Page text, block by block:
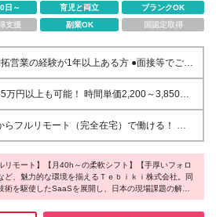
日～ 育児と両立
ブランクOK
支援 副業OK 国認定取得
営業の経験が1年以上ある方 ●面接等でご自
お話しいただける方 ※学歴不問 ＼こんな
タリです／ ★家庭や事情があっても仕事を
識を持ち、成長意欲の高い方 ★孤独感のな
で働きたい方
も可能！ 時間単価2,200～3,850円
※研修期間中（最大3ヵ月）の時間単価は
与例 ・月40時間稼働（時間
価3,200円）：384,000円／月
らフルリモート（完全在宅）で働ける！ ★
外在住の方も大歓迎！ ┗北海道から九州ま
メンバーがいます◎ ┗海外在住の方は、日
9:00～18:00の間に稼働いただければOKで
東京都新宿区西新宿7丁目
宿プライムスクエア8F （フルリモートのた
） (変更の範囲)上記を除く当社関
リモート】【月40h～の柔軟シフト】【手厚いフォロ
ど、魅力的な環境を揃えるＴｅｂｉｋｉ株式会社。同
術を駆使したSaaSを展開し、日本の現場課題の解決
成長企業です。時間や場所の制約があっても、これま
た「営業スキル」を存分に活かし、成果に応じてしっ